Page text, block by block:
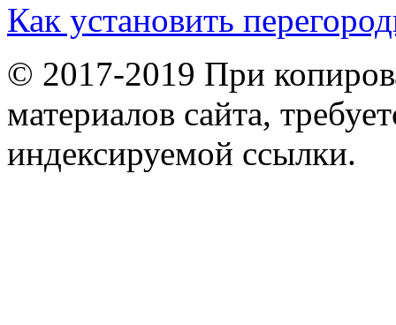
Как установить
© 2017-2019 При
материалов сайта,
индексируемой ссылки.